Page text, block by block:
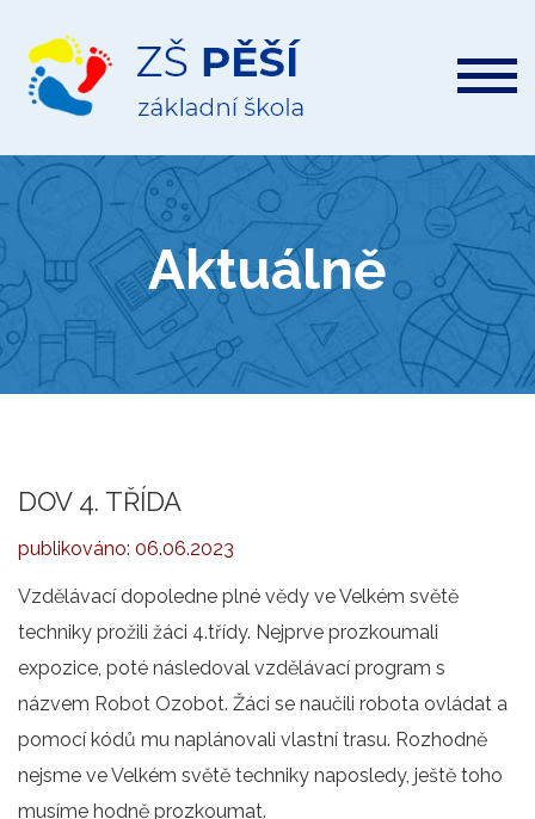
ZŠ
Pěší
Aktuálně
DOV 4. TŘÍDA
publikováno: 06.06.2023
Vzdělávací dopoledne plné vědy ve Velkém světě
techniky prožili žáci 4.třídy. Nejprve prozkoumali
expozice, poté následoval vzdělávací program s
názvem Robot Ozobot. Žáci se naučili robota ovládat a
pomocí kódů mu naplánovali vlastní trasu. Rozhodně
nejsme ve Velkém světě techniky naposledy, ještě toho
musíme hodně prozkoumat.